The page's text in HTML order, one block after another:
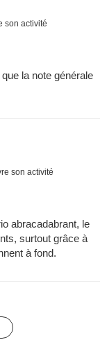
son activité
la note générale
son activité
abracadabrant, le
surtout grâce à
à fond.